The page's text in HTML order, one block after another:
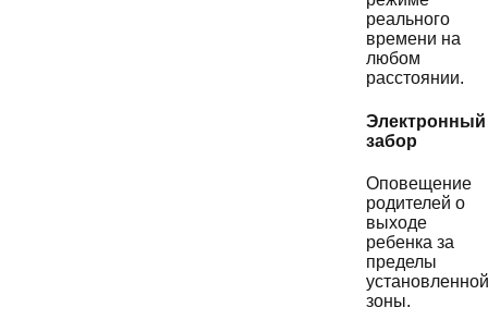
реального
времени на
любом
расстоянии.
Электронный
забор
Оповещение
родителей о
выходе
ребенка за
пределы
установленной
зоны.